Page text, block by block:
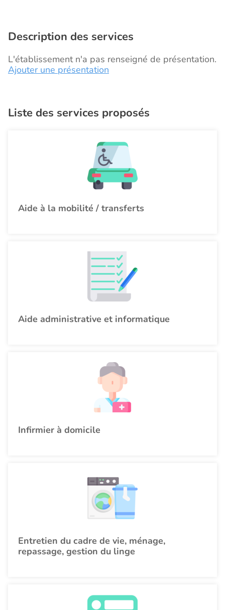
Description des services
L'établissement n'a pas renseigné de présentation.
Ajouter une présentation
Liste des services proposés
Aide à la mobilité / transferts
Aide administrative et informatique
Infirmier à domicile
Entretien du cadre de vie, ménage,
repassage, gestion du linge